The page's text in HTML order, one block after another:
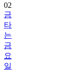
02
금
타
는
금
요
일